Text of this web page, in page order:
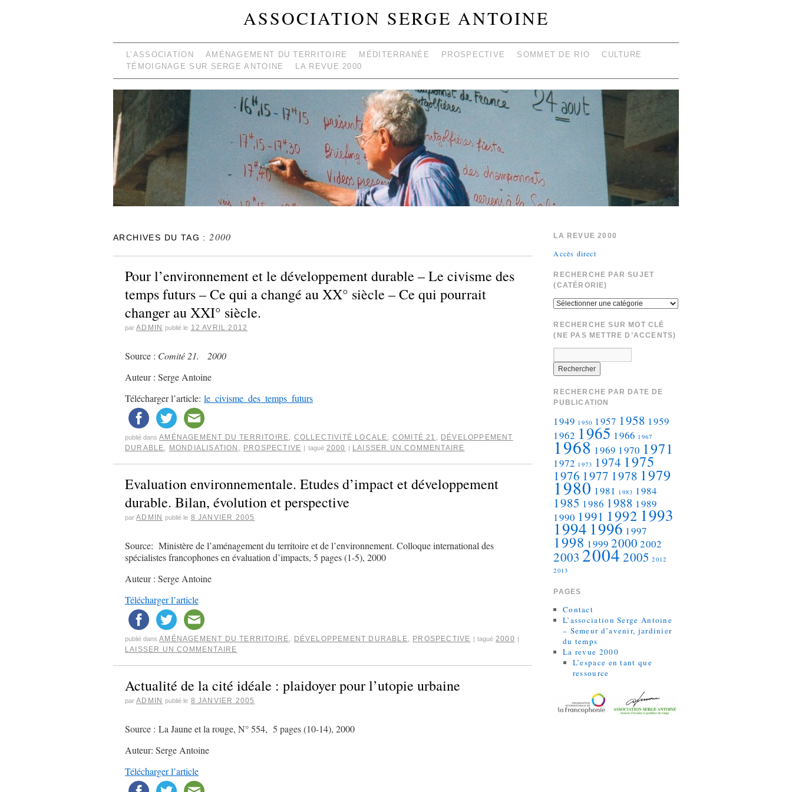
ASSOCIATION SERGE ANTOINE
L’ASSOCIATION AMÉNAGEMENT DU TERRITOIRE MÉDITERRANÉE PROSPECTIVE SOMMET DE RIO
CULTURE
TÉMOIGNAGE SUR SERGE ANTOINE
LA REVUE 2000
ARCHIVES DU TAG : 2000
Pour l’environnement et le développement durable – Le civisme des
temps futurs – Ce qui a changé au XX° siècle – Ce qui pourrait
changer au XXI° siècle.
par ADMIN publié le 12 AVRIL 2012
Source : Comité 21. 2000
Auteur : Serge Antoine
Télécharger l’article: le_civisme_des_temps_futurs
publié dans AMÉNAGEMENT DU TERRITOIRE, COLLECTIVITÉ LOCALE, COMITÉ 21 , DÉVELOPPEMENT
DURABLE, MONDIALISATION , PROSPECTIVE | tagué 2000 | LAISSER UN COMMENTAIRE
Evaluation environnementale. Etudes d’impact et développement
durable. Bilan, évolution et perspective
par ADMIN publié le 8 JANVIER 2005
Source: Ministère de l’aménagement du territoire et de l’environnement. Colloque international des
spécialistes francophones en évaluation d’impacts, 5 pages (1-5), 2000
Auteur : Serge Antoine
Télécharger l’article
publié dans AMÉNAGEMENT DU TERRITOIRE, DÉVELOPPEMENT DURABLE, PROSPECTIVE | tagué 2000 |
LAISSER UN COMMENTAIRE
Actualité de la cité idéale : plaidoyer pour l’utopie urbaine
par ADMIN publié le 8 JANVIER 2005
Source : La Jaune et la rouge, N° 554, 5 pages (10-14), 2000
Auteur: Serge Antoine
Télécharger l’article
LA REVUE 2000
Accès direct
RECHERCHE PAR SUJET
(CATÉRORIE)
RECHERCHE SUR MOT CLÉ
(NE PAS METTRE D’ACCENTS)
RECHERCHE PAR DATE DE
PUBLICATION
1949 1950 1957 1958 1959
1962 1965 1966 1967
1968 1969 1970 1971
1972 1973 1974 1975
1976 1977 1978 1979
1980 1981 1983 1984
1985 1986 1988 1989
1990 1991 1992 1993
1994 1996 1997
1998 1999 2000 2002
2003 20042005 2012
2013
PAGES
Contact
L’association Serge Antoine
– Semeur d’avenir, jardinier
du temps
La revue 2000
L’espace en tant que
ressource